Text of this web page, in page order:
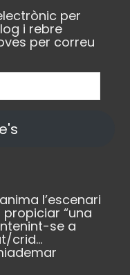
per
i rebre
per correu
l’escenari
“una
se a
crid…